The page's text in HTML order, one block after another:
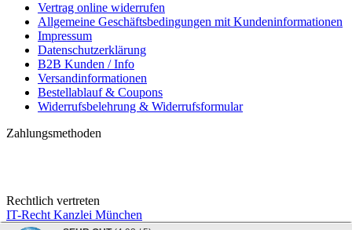
Vertrag online widerrufen
Allgemeine Geschäftsbedingungen mit Kundeninformationen
Impressum
Datenschutzerklärung
B2B Kunden / Info
Versandinformationen
Bestellablauf & Coupons
Widerrufsbelehrung & Widerrufsformular
Zahlungsmethoden
Rechtlich vertreten
IT-Recht Kanzlei München